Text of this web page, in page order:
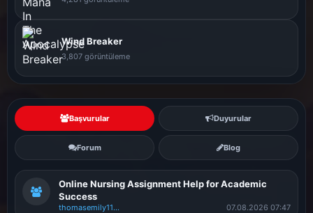
Wind Breaker
3,807 görüntüleme
Başvurular Duyurular
Forum Blog
Online Nursing Assignment Help for Academic
Success
thomasemily11399 07.08.2026 07:47